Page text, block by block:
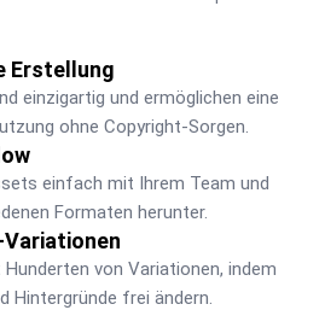
Erstellung
einzigartig und ermöglichen eine
ohne Copyright-Sorgen.
einfach mit Ihrem Team und
Formaten herunter.
Variationen
von Variationen, indem
Hintergründe frei ändern.